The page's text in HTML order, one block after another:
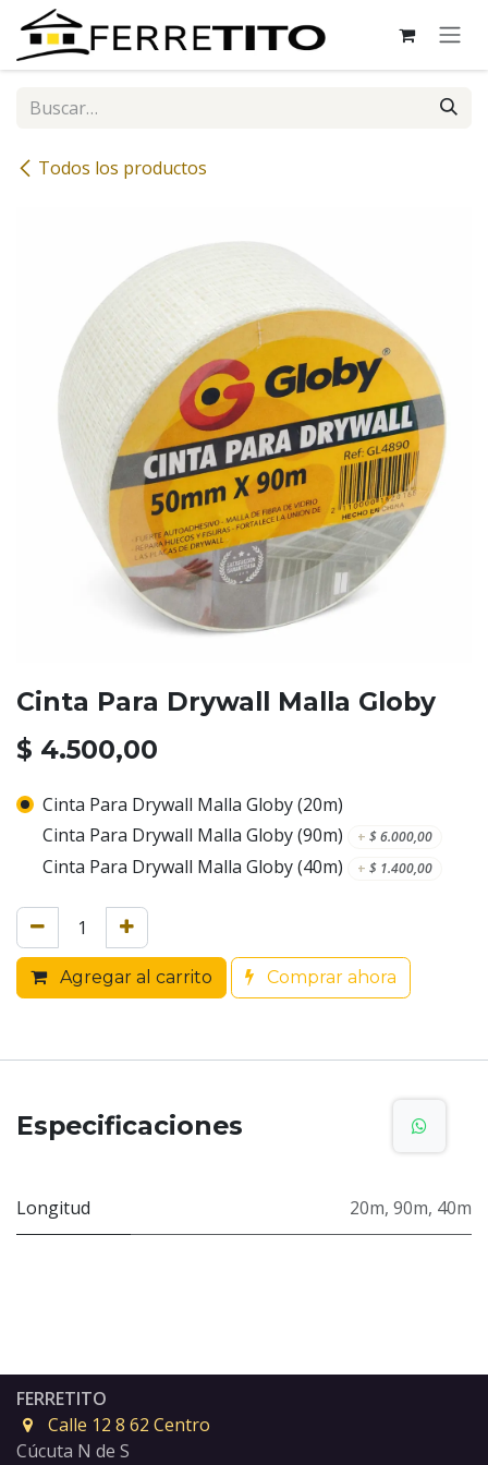
Ir al contenido
Todos los productos
Cinta Para Drywall Malla Globy
$ 4.500,00
Cinta Para Drywall Malla Globy (20m)
Cinta Para Drywall Malla Globy (90m)
+ $6.000,00
Cinta Para Drywall Malla Globy (40m) + $ 1.400,00
Agregar al carrito Comprar ahora
Especificaciones
Longitud 20m, 90m, 40m
FERRETITO
Calle 12 8 62 Centro
Cúcuta N de S